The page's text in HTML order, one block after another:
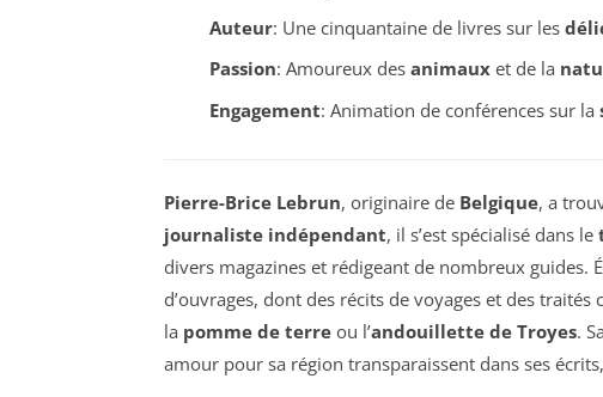
Auteur: Une cinquantaine de livres sur les
Passion: Amoureux des animauxet de la
Engagement: Animation de conférences sur la
Pierre-Brice Lebrun, originaire de Belgique, a
journaliste indépendant, il s’est spécialisé dans le
divers magazines et rédigeant de nombreux
d’ouvrages, dont des récits de voyages et des
la pomme de terre ou l’andouillette de Troyes.
amour pour sa région transparaissent dans ses